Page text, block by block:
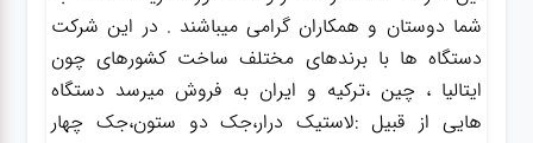
شما دوستان و همکاران گرامی میباشند . در این شرکت
دستگاه ها با برندهای مختلف ساخت کشورهای چون
ایتالیا ، چین ،ترکیه و ایران به فروش میرسد دستگاه
هایی از قبیل :لاستیک درار،جک دو ستون،جک چهار